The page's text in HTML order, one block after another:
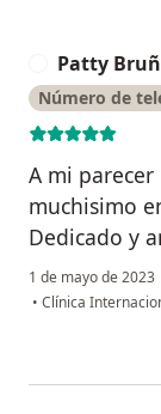
Patty
Número de
A mi
muchisimo
Dedicado y
1 de mayo de 2023
• Clínica